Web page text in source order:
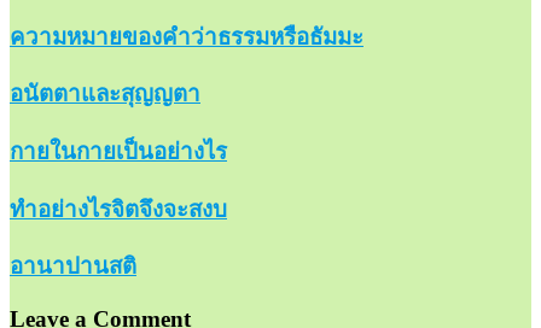
ความหมายของคำว่าธรรมหรือธัมมะ
อนัตตาและสุญญตา
กายในกายเป็นอย่างไร
ทำอย่างไรจิตจึงจะสงบ
อานาปานสติ
Leave a Comment